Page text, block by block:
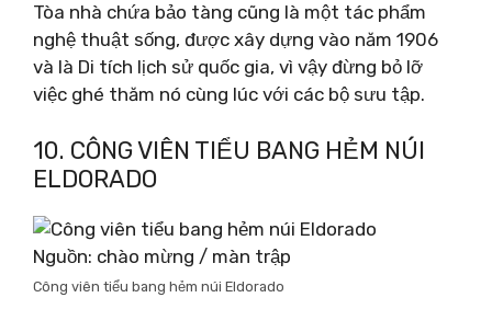
Tòa nhà chứa bảo tàng cũng là một tác phẩm
nghệ thuật sống, được xây dựng vào năm 1906
và là Di tích lịch sử quốc gia, vì vậy đừng bỏ lỡ
việc ghé thăm nó cùng lúc với các bộ sưu tập.
10. CÔNG VIÊN TIỂU BANG HẺM NÚI
ELDORADO
Nguồn: chào mừng / màn trập
Công viên tiểu bang hẻm núi Eldorado